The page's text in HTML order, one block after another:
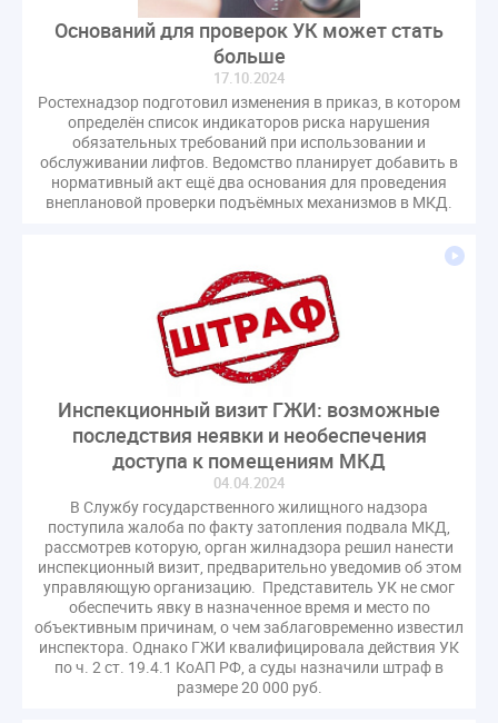
запрет на уступку
запрос
инициатива
информационная система ЖКХ
мораторий
обсуждение
оплата услуг
отчетность УК
персональные данные
реформирование ЖКХ
1 сентября
2035 ВЦИОМ
Владимир Путин
ГИС ЖКС
ГПК РФ ГУО
Геллер
Законопроект Минстрой
Законопроект Пахомов Кошелев
Законопроект теплоснабжение ответственность
Заседание
Комиссия РСПП по ЖКХ
Конституционный Суд
Кошелев Пахомов
Лицензии М.Геллер
Новая УК
ПМЮФ
ПМЮФ-2024
Перепланировка ОДИ
Пломба
Поручение Президента
Правительства РФ
Правительство диагностика
Праздники
РКЦ
Разъяснения
Регулирование Малахов
Резолюция
Рейтинг
Свидетельство о поверке
Собрание собственников
Оснований для проверок УК может стать
больше
17.10.2024
Ростехнадзор подготовил изменения в приказ, в котором
определён список индикаторов риска нарушения
обязательных требований при использовании и
обслуживании лифтов. Ведомство планирует добавить в
нормативный акт ещё два основания для проведения
внеплановой проверки подъёмных механизмов в МКД.
Инспекционный визит ГЖИ: возможные
последствия неявки и необеспечения
доступа к помещениям МКД
04.04.2024
В Службу государственного жилищного надзора
поступила жалоба по факту затопления подвала МКД,
рассмотрев которую, орган жилнадзора решил нанести
инспекционный визит, предварительно уведомив об этом
управляющую организацию. Представитель УК не смог
обеспечить явку в назначенное время и место по
объективным причинам, о чем заблаговременно известил
инспектора. Однако ГЖИ квалифицировала действия УК
по ч. 2 ст. 19.4.1 КоАП РФ, а суды назначили штраф в
размере 20 000 руб.